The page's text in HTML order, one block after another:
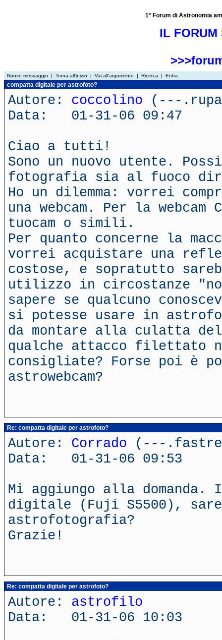
1° Forum di Astronomia
IL FORUM
Nuovo messaggio | Torna all'inizio | Vai all'argomento | Ricerca | Entra
compatta digitale per astrofoto?
Autore: coccolino (---
Data: 01-31-06 09:47
Ciao a tutti!
Sono un nuovo utente.
fotografia sia al fuoco
Ho un dilemma: vorrei
una webcam. Per la webcam
tuocam o simili.
Per quanto concerne la
vorrei acquistare una
costose, e sopratutto
utilizzo in circostanze
sapere se qualcuno
si potesse usare in
da montare alla culatta
qualche attacco filettato
consigliate? Forse poi è
astrowebcam?
Re: compatta digitale per astrofoto?
Autore: Corrado (---
Data: 01-31-06 09:53
Mi aggiungo alla domanda.
digitale (Fuji S5500),
astrofotografia?
Grazie!
Re: compatta digitale per astrofoto?
Autore: astrofilo
Data: 01-31-06 10:03